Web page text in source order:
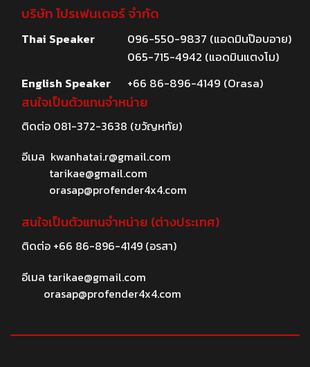
บริษัท โปรเฟนเดอร์ จำกัด
Thai Speaker
096-550-9837 (แอดมินป๊อบอาย)
065-715-4942 (แอดมินแตงโม)
English Speaker
+66 86-896-4149 (Orasa)
สนใจเป็นตัวแทนจำหน่าย
ติดต่อ 081-372-3638 (ขวัญหทัย)
อีเมล kwanhatai.r@gmail.com
tarikae@gmail.com
orasap@profender4x4.com
สนใจเป็นตัวแทนจำหน่าย (ต่างประเทศ)
ติดต่อ +66 86-896-4149(อรสา)
อีเมล tarikae@gmail.com
orasap@profender4x4.com